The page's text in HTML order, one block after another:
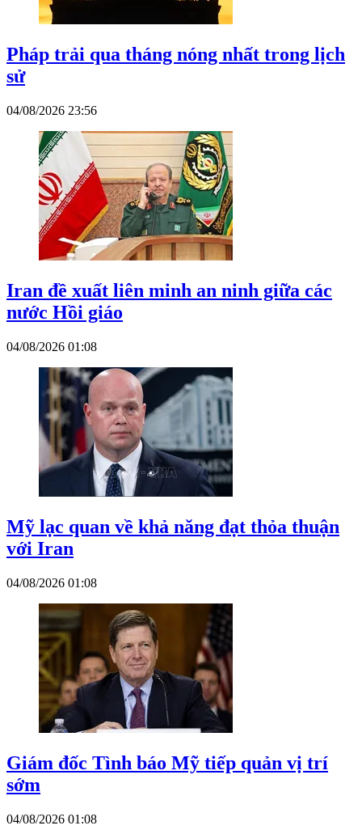
Pháp trải qua tháng nóng nhất trong lịch
sử
04/08/2026 23:56
Iran đề xuất liên minh an ninh giữa các
nước Hồi giáo
04/08/2026 01:08
Mỹ lạc quan về khả năng đạt thỏa thuận
với Iran
04/08/2026 01:08
Giám đốc Tình báo Mỹ tiếp quản vị trí
sớm
04/08/2026 01:08